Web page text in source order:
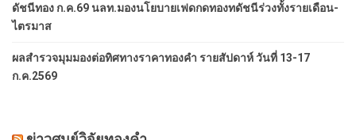
ดัชนีทอง ก.ค.69 นลท.มองนโยบายเฟดกดทองทดัชนีร่วงทั้งรายเดือน-
ไตรมาส
ผลสำรวจมุมมองต่อทิศทางราคาทองคำ รายสัปดาห์ วันที่ 13-17
ก.ค.2569